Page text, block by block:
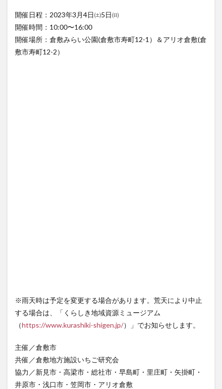
開催日程：2023年3月4日㈯5日㈰
開催時間：10:00〜16:00
開催場所：倉敷みらい公園(倉敷市寿町12-1）＆アリオ倉敷(倉
敷市寿町12-2）
※雨天時は予定を変更する場合があります。荒天により中止
する場合は、「くらしき地域資源ミュージアム
（https://www.kurashiki-shigen.jp/）」でお知らせします。
主催／倉敷市
共催／倉敷地方施設いちご研究会
協力／新見市・高梁市・総社市・早島町・里庄町・矢掛町・
井原市・浅口市・笠岡市・アリオ倉敷